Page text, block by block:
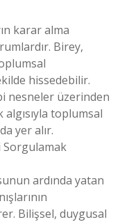
karar alma
Birey,
hissedebilir.
nesneler üzerinden
toplumsal
yer alır.
Sorgulamak
ardında yatan
Bilişsel, duygusal